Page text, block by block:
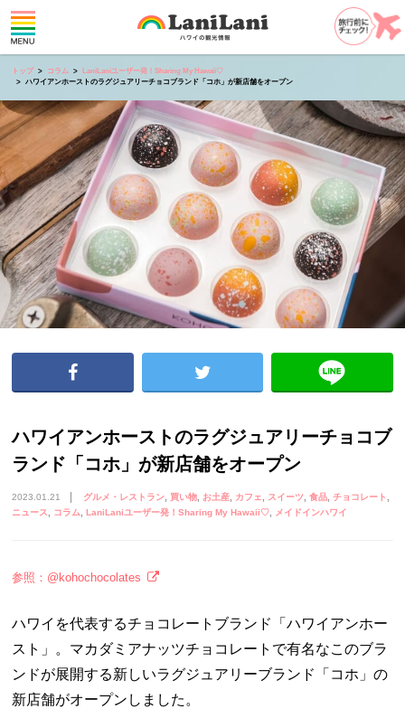
トップ コラム
LaniLaniユーザー発！Sharing My Hawaii♡
ハワイアンホーストのラグジュアリーチョコブランド「コホ」が新店舗をオープン
ハワイアンホーストのラグジュアリーチョコブ
ランド「コホ」が新店舗をオープン
2023.01.21 グルメ・レストラン 買い物 お土産 カフェ スイーツ 食品 チョコレート
ニュース コラム LaniLaniユーザー発！Sharing My Hawaii♡ メイドインハワイ
参照：@kohochocolates
ハワイを代表するチョコレートブランド「ハワイアンホー
スト」。マカダミアナッツチョコレートで有名なこのブラ
ンドが展開する新しいラグジュアリーブランド「コホ」の
新店舗がオープンしました。